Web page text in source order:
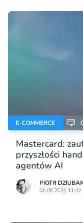
E-COMMERCE
Mastercard:
przyszłości
agentów AI
PIOTR
06.08.2026 11:42